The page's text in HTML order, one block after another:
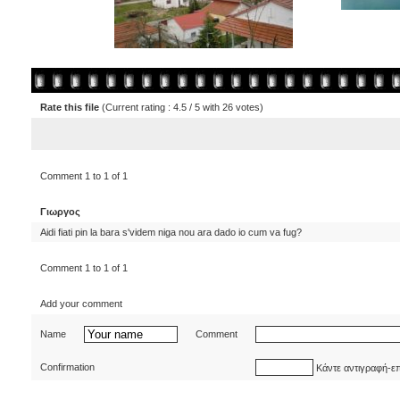
Rate this file (Current rating : 4.5 / 5 with 26 votes)
Comment 1 to 1 of 1
Γιωργος
Aidi fiati pin la bara s'videm niga nou ara dado io cum va fug?
Comment 1 to 1 of 1
Add your comment
Name Comment
Confirmation Κάντε αντιγραφή-